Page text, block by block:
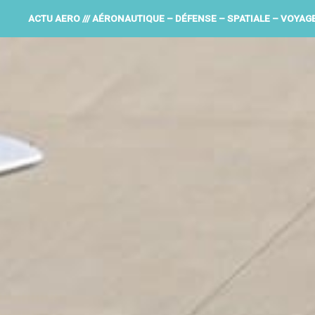
ACTU AERO /// AÉRONAUTIQUE – DÉFENSE – SPATIALE –